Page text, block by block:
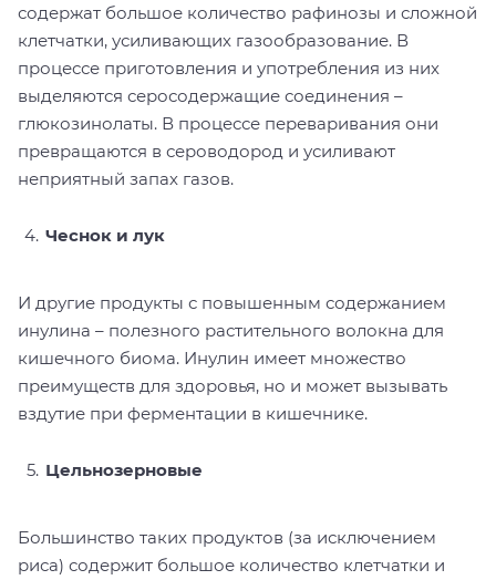
содержат большое количество рафинозы и сложной
клетчатки, усиливающих газообразование. В
процессе приготовления и употребления из них
выделяются серосодержащие соединения –
глюкозинолаты. В процессе переваривания они
превращаются в сероводород и усиливают
неприятный запах газов.
Чеснок и лук
И другие продукты с повышенным содержанием
инулина – полезного растительного волокна для
кишечного биома. Инулин имеет множество
преимуществ для здоровья, но и может вызывать
вздутие при ферментации в кишечнике.
Цельнозерновые
Большинство таких продуктов (за исключением
риса) содержит большое количество клетчатки и